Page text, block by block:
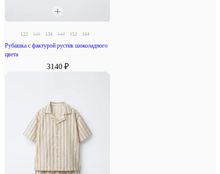
122 128 134 140 152 164
Рубашка с фактурой рустик шоколадного
цвета
3140 ₽